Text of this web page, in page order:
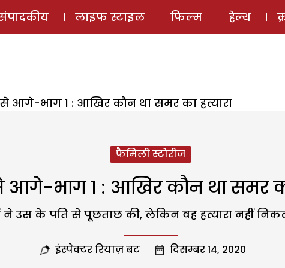
ई-मैगज़ीन
लाइफ स्टाइल फिल्म हेल्थ
आगे-भाग 1 : आखिर कौन था समर का हत्यारा
फैमिली स्टोरीज
आगे-भाग 1 : आखिर कौन था समर का
उस के पति से पूछताछ की, लेकिन वह हत्यारा नहीं
इंस्पेक्टर रियाज़ बट दिसम्बर 14, 2020